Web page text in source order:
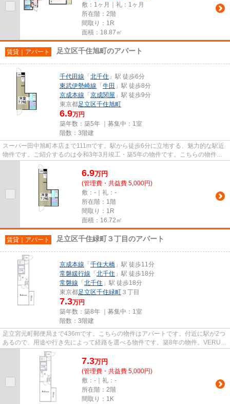
敷：1ヶ月｜礼：1ヶ月
所在階：2階
間取り：1R
面積：18.87㎡
賃貸｜アパート 足立区千住旭町のアパート
千代田線 「 北千住 」駅 徒歩6分
東武伊勢崎線 「 牛田 」駅 徒歩8分
京成本線 「 京成関屋 」駅 徒歩9分
東京都足立区千住旭町
6.9万円
築年数：築5年 ｜募集中： 1室
階数：3階建
スーパー田中旭町本店まで111mです。駅から徒歩6分に立地する、魅力的な駅近
物件です。ご紹介するのは令和3年3月竣工・築5年の物件です。こちらの物件は
アパートです。明るいスタッフ...
6.9万円
(管理費・共益費 5,000円)
敷：-｜礼：-
所在階：1階
間取り：1R
面積：16.72㎡
賃貸｜アパート 足立区千住緑町３丁目のアパート
京成本線 「 千住大橋 」駅 徒歩11分
常磐緩行線 「 北千住 」駅 徒歩18分
常磐線 「 北千住 」駅 徒歩18分
東京都足立区千住緑町 ３丁目
7.3万円
築年数：築8年 ｜募集中： 1室
階数：3階建
足立宮元町郵便局まで436mです。こちらの物件はアパートです。付近に駅が2つ
あるので、用途や行き先によって経路を選べる物件です。築8年の物件。VERUS
には、足立区エリアの賃貸情報が...
7.3万円
(管理費・共益費 5,000円)
敷：-｜礼：-
所在階：2階
間取り：1K